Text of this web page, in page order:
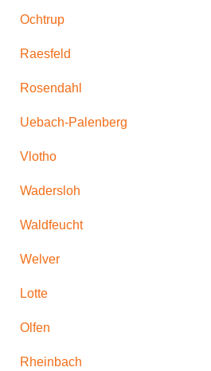
Ochtrup
Raesfeld
Rosendahl
Uebach-Palenberg
Vlotho
Wadersloh
Waldfeucht
Welver
Lotte
Olfen
Rheinbach